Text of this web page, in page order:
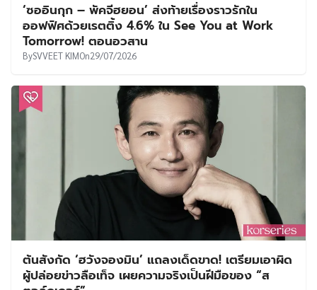
‘ซออินกุก – พัคจีฮยอน’ ส่งท้ายเรื่องราวรักใน
ออฟฟิศด้วยเรตติ้ง 4.6% ใน See You at Work
Tomorrow! ตอนอวสาน
BySVVEET KIMOn29/07/2026
ต้นสังกัด ‘ฮวังจองมิน’ แถลงเด็ดขาด! เตรียมเอาผิด
ผู้ปล่อยข่าวลือเท็จ เผยความจริงเป็นฝีมือของ “ส